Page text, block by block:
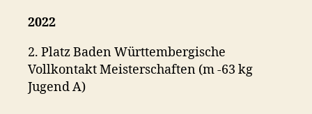
2022
2. Platz Baden Württembergische
Vollkontakt Meisterschaften (m -63 kg
Jugend A)